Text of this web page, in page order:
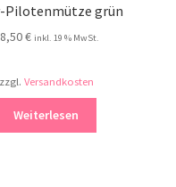
Pilotenmütze grün
€ inkl. 19 % MwSt.
zzgl. Versandkosten
Weiterlesen